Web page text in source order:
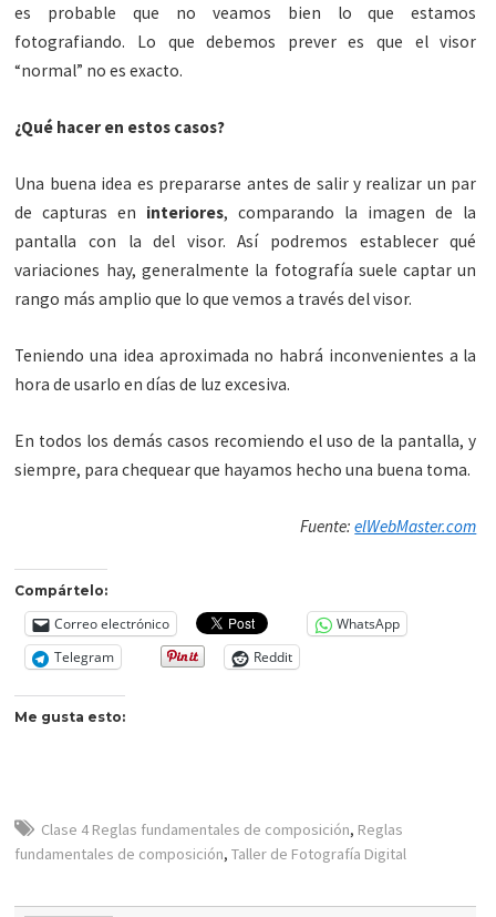
es probable que no veamos bien lo que estamos
fotografiando. Lo que debemos prever es que el visor
“normal” no es exacto.
¿Qué hacer en estos casos?
Una buena idea es prepararse antes de salir y realizar un par
de capturas en interiores, comparando la imagen de la
pantalla con la del visor. Así podremos establecer qué
variaciones hay, generalmente la fotografía suele captar un
rango más amplio que lo que vemos a través del visor.
Teniendo una idea aproximada no habrá inconvenientes a la
hora de usarlo en días de luz excesiva.
En todos los demás casos recomiendo el uso de la pantalla, y
siempre, para chequear que hayamos hecho una buena toma.
Fuente:elWebMaster.com
Compártelo:
Correo electrónico
WhatsApp
Telegram
Reddit
Me gusta esto:
Clase 4 Reglas fundamentales de composición, Reglas
fundamentales de composición,Taller de Fotografía Digital